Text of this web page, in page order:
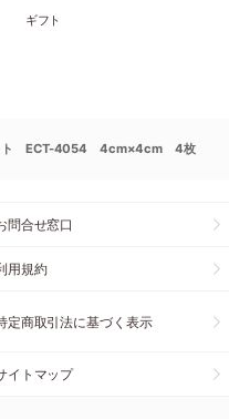
ギフト
ット ECT-4054 4cm×4cm 4枚
問合せ窓口
用規約
定商取引法に基づく表示
イトマップ